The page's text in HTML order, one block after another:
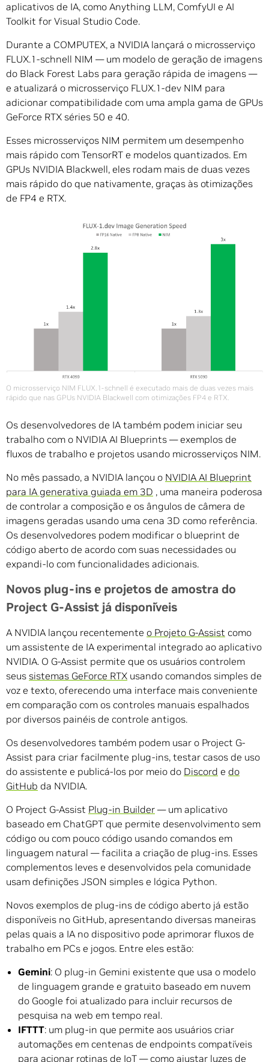
aplicativos de IA, como Anything LLM, ComfyUI e AI
Toolkit for Visual Studio Code.
Durante a COMPUTEX, a NVIDIA lançará o microsserviço
FLUX.1-schnell NIM — um modelo de geração de imagens
do Black Forest Labs para geração rápida de imagens —
e atualizará o microsserviço FLUX.1-dev NIM para
adicionar compatibilidade com uma ampla gama de GPUs
GeForce RTX séries 50 e 40.
Esses microsserviços NIM permitem um desempenho
mais rápido com TensorRT e modelos quantizados. Em
GPUs NVIDIA Blackwell, eles rodam mais de duas vezes
mais rápido do que nativamente, graças às otimizações
de FP4 e RTX.
O microsserviço NIM FLUX.1-schnell é executado mais de duas vezes mais
rápido que nas GPUs NVIDIA Blackwell com otimizações FP4 e RTX.
Os desenvolvedores de IA também podem iniciar seu
trabalho com o NVIDIA AI Blueprints — exemplos de
fluxos de trabalho e projetos usando microsserviços NIM.
No mês passado, a NVIDIA lançou o NVIDIA AI Blueprint
para IA generativa guiada em 3D , uma maneira poderosa
de controlar a composição e os ângulos de câmera de
imagens geradas usando uma cena 3D como referência.
Os desenvolvedores podem modificar o blueprint de
código aberto de acordo com suas necessidades ou
expandi-lo com funcionalidades adicionais.
Novos plug-ins e projetos de amostra do
Project G-Assist já disponíveis
A NVIDIA lançou recentemente o Projeto G-Assist como
um assistente de IA experimental integrado ao aplicativo
NVIDIA. O G-Assist permite que os usuários controlem
seus sistemas GeForce RTX usando comandos simples de
voz e texto, oferecendo uma interface mais conveniente
em comparação com os controles manuais espalhados
por diversos painéis de controle antigos.
Os desenvolvedores também podem usar o Project G-
Assist para criar facilmente plug-ins, testar casos de uso
do assistente e publicá-los por meio do Discord e do
GitHub da NVIDIA.
O Project G-Assist Plug-in Builder — um aplicativo
baseado em ChatGPT que permite desenvolvimento sem
código ou com pouco código usando comandos em
linguagem natural — facilita a criação de plug-ins. Esses
complementos leves e desenvolvidos pela comunidade
usam definições JSON simples e lógica Python.
Novos exemplos de plug-ins de código aberto já estão
disponíveis no GitHub, apresentando diversas maneiras
pelas quais a IA no dispositivo pode aprimorar fluxos de
trabalho em PCs e jogos. Entre eles estão:
Gemini: O plug-in Gemini existente que usa o modelo
de linguagem grande e gratuito baseado em nuvem
do Google foi atualizado para incluir recursos de
pesquisa na web em tempo real.
IFTTT: um plug-in que permite aos usuários criar
automações em centenas de endpoints compatíveis
para acionar rotinas de IoT — como ajustar luzes de